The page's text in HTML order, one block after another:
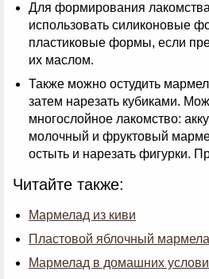
Для формирования
использовать силиконовые
пластиковые формы, если
их маслом.
Также можно остудить
затем нарезать кубиками.
многослойное лакомство:
молочный и фруктовый
остыть и нарезать фигурки.
Читайте также:
Мармелад из киви
Пластовой яблочный
Мармелад в домашних